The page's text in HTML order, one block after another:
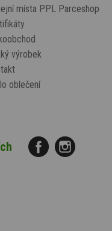
místa PPL Parceshop
výrobek
oblečení